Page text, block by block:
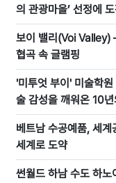
의 관광마을’ 선정에
보이 밸리(Voi Valley)
협곡 속 글램핑
'미투엇 부이' 미술학원
술 감성을 깨워온 10년
베트남 수공예품, 세
세계로 도약
썬월드 하남 수도 하